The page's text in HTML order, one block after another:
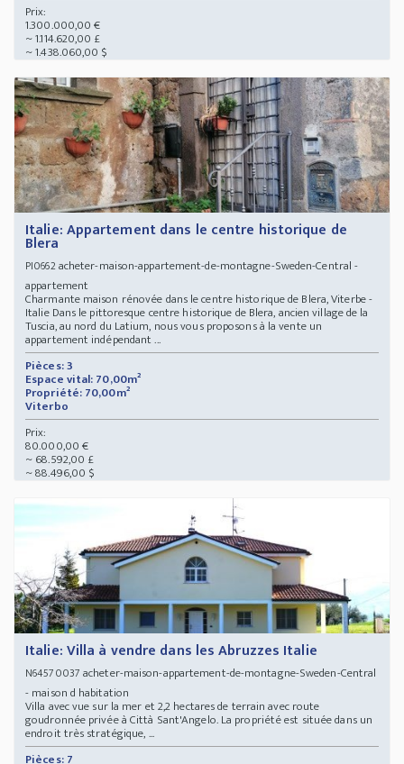
Prix:
1.300.000,00 €
~ 1.114.620,00 £
~ 1.438.060,00 $
Italie: Appartement dans le centre historique de
Blera
PI0662acheter-maison-appartement-de-montagne-Sweden-Central -
appartement
Charmante maison rénovée dans le centre historique de Blera, Viterbe -
Italie Dans le pittoresque centre historique de Blera, ancien village de la
Tuscia, au nord du Latium, nous vous proposons à la vente un
appartement indépendant ...
Pièces: 3
Espace vital: 70,00m²
Propriété: 70,00m²
Viterbo
Prix:
80.000,00 €
~ 68.592,00 £
~ 88.496,00 $
Italie: Villa à vendre dans les Abruzzes Italie
N64570037 acheter-maison-appartement-de-montagne-Sweden-Central
- maison d habitation
Villa avec vue sur la mer et 2,2 hectares de terrain avec route
goudronnée privée à Città Sant'Angelo. La propriété est située dans un
endroit très stratégique, ...
Pièces: 7